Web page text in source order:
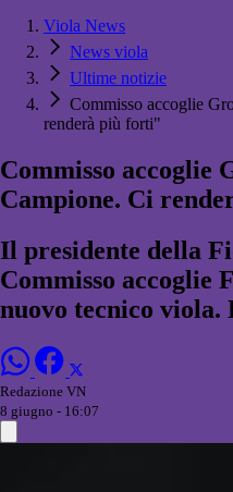
Viola News
News viola
Ultime notizie
Commisso accoglie
renderà più forti"
Commisso accoglie
Campione. Ci
Il presidente della
Commisso accoglie
nuovo tecnico viola.
Redazione VN
8 giugno - 16:07